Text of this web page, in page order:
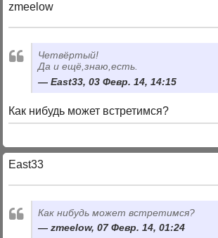
zmeelow
Четвёртый!
Да и ещё,знаю,есть.
East33, 03 Февр. 14, 14:15
Как нибудь может встретимся?
East33
Как нибудь может встретимся?
zmeelow, 07 Февр. 14, 01:24